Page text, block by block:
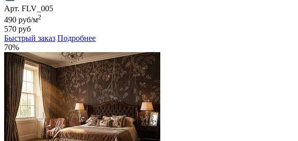
Арт. FLV_005
490 руб/м2
570 руб
Быстрый заказ Подробнее
70%